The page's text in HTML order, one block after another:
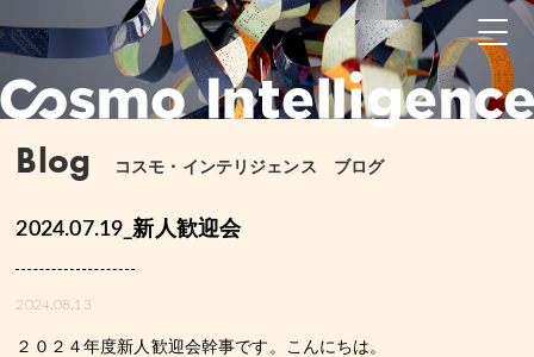
Blog コスモ・インテリジェンス ブログ
2024.07.19_新人歓迎会
2024.08.13
２０２４年度新人歓迎会幹事です。こんにちは。